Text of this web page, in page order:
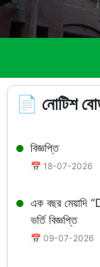
📄 নোটিশ
বিজ্ঞপ্তি
📅 18-07-2026
এক বছর
ভর্তি বিজ্ঞপ্তি
📅 09-07-2026